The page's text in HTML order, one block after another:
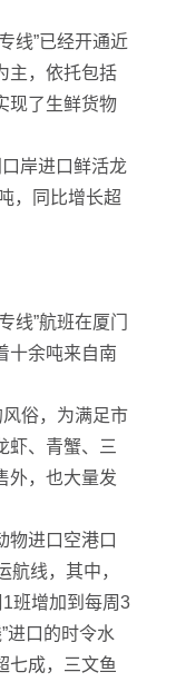
线”已经开通近
主，依托包括
现了生鲜货物
岸进口鲜活龙
，同比增长超
线”航班在厦门
十余吨来自南
风俗，为满足市
虾、青蟹、三
外，也大量发
物进口空港口
航线，其中，
1班增加到每周3
进口的时令水
七成，三文鱼